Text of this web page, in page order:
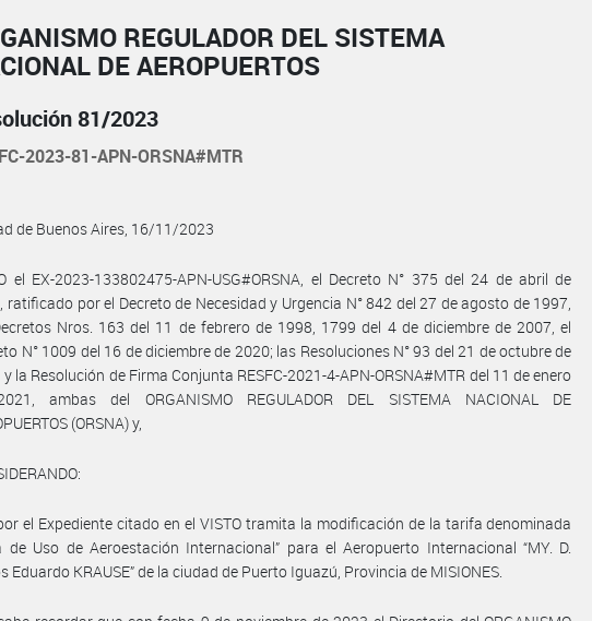
REGULADOR DEL SISTEMA
DE AEROPUERTOS
81/2023
2023-81-APN-ORSNA#MTR
de Buenos Aires, 16/11/2023
el EX-2023-133802475-APN-USG#ORSNA, el Decreto N° 375 del 24 de abril de
ratificado por el Decreto de Necesidad y Urgencia N° 842 del 27 de agosto de 1997,
Nros. 163 del 11 de febrero de 1998, 1799 del 4 de diciembre de 2007, el
N° 1009 del 16 de diciembre de 2020; las Resoluciones N° 93 del 21 de octubre de
la Resolución de Firma Conjunta RESFC-2021-4-APN-ORSNA#MTR del 11 de enero
ambas del ORGANISMO REGULADOR DEL SISTEMA NACIONAL DE
(ORSNA) y,
el Expediente citado en el VISTO tramita la modificación de la tarifa denominada
de Uso de Aeroestación Internacional” para el Aeropuerto Internacional “MY. D.
Eduardo KRAUSE” de la ciudad de Puerto Iguazú, Provincia de MISIONES.